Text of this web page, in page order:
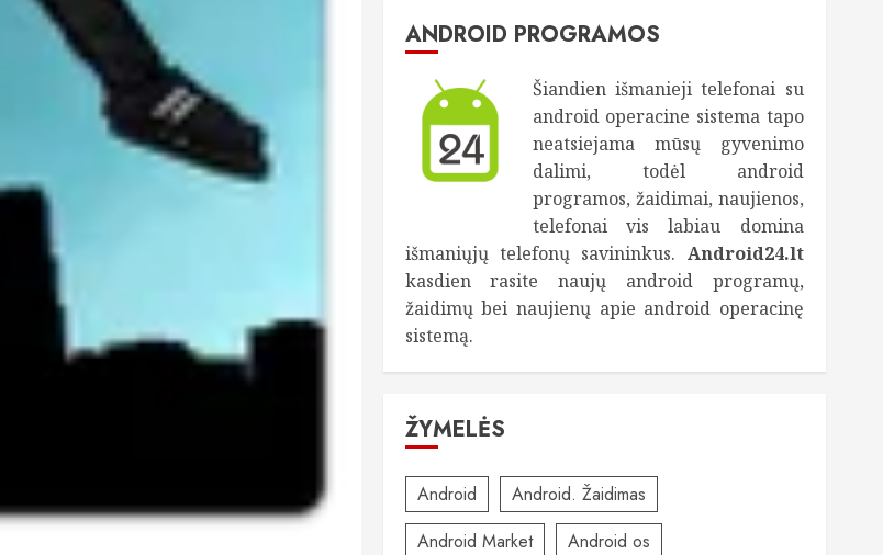
ANDROID PROGRAMOS
Šiandien išmanieji telefonai su
android operacine sistema tapo
neatsiejama mūsų gyvenimo
dalimi, todėl android
programos, žaidimai, naujienos,
telefonai vis labiau domina
išmaniųjų telefonų savininkus. Android24.lt
kasdien rasite naujų android programų,
žaidimų bei naujienų apie android operacinę
sistemą.
ŽYMELĖS
Android
Android. Žaidimas
Android Market
Android os